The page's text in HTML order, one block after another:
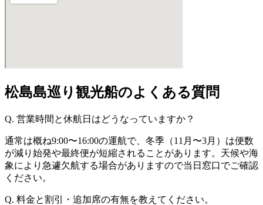
松島島巡り観光船のよくある質問
Q. 営業時間と休航日はどうなっていますか？
通常は概ね9:00〜16:00の運航で、冬季（11月〜3月）は便数
が減り始発や最終便が短縮されることがあります。天候や海
象により急遽欠航する場合がありますので当日窓口でご確認
ください。
Q. 料金と割引・追加席の有無を教えてください。